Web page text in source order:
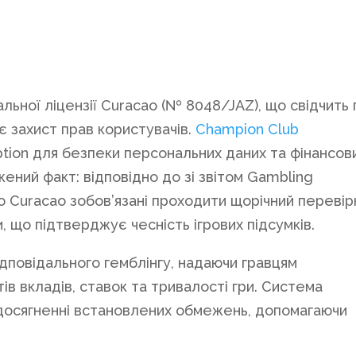
ліцензії Curacao (№ 8048/JAZ), що свідчить
захист прав користувачів. Champion Club
для безпеки персональних даних та
факт: відповідно до зі звітом Gambling
зобов’язані проходити щорічний
підтверджує чесність ігрових підсумків.
гемблінгу, надаючи гравцям
вкладів, ставок та тривалості гри. Система
встановлених обмежень, допомагаючи